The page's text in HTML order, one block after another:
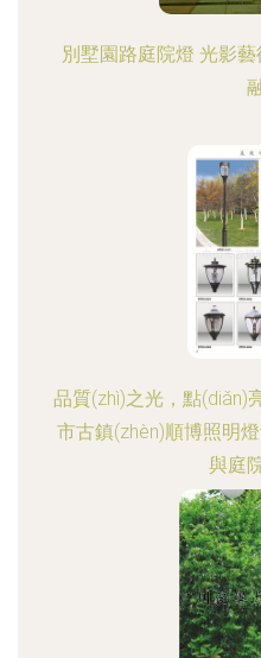
別墅園路庭院燈 光影
品質(zhì)之光，點(diǎn)
市古鎮(zhèn)順博照明
與庭